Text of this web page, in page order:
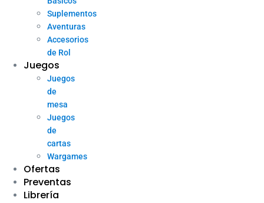
Suplementos
Aventuras
Accesorios
de Rol
Juegos
Juegos
de
mesa
Juegos
de
cartas
Wargames
Ofertas
Preventas
Librería